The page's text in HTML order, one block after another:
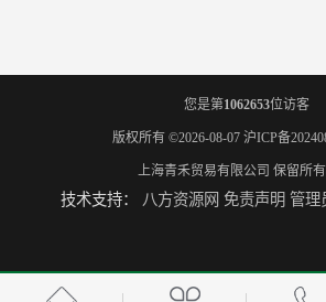
您是第1062653位访客
版权所有 ©2026-08-07 沪ICP备
上海青禾贸易有限公司 保留所有
技术支持： 八方资源网 免责声明 管理